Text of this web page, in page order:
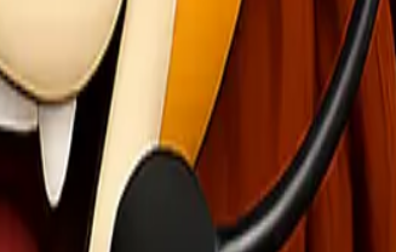
dari lokasi Anda di Jakarta. Anda juga dapat
Setelah itu, barang akan dikirim
pelacakan online yang kami sediakan.
barang diterima dengan baik dan sesuai
layanan. Kami memahami bahwa setiap
setiap aspek layanan kami, mulai dari